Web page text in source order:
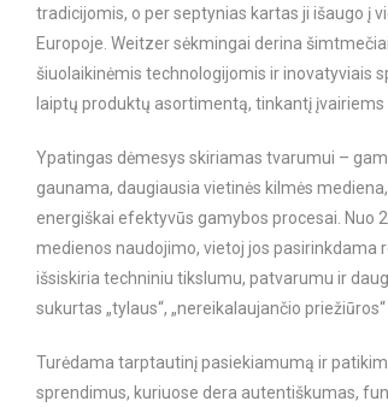
tradicijomis, o per septynias kartas ji išaugo į
Europoje. Weitzer sėkmingai derina
šiuolaikinėmis technologijomis ir inovatyviais
laiptų produktų asortimentą, tinkantį
Ypatingas dėmesys skiriamas tvarumui –
gaunama, daugiausia vietinės kilmės
energiškai efektyvūs gamybos procesai. Nuo
medienos naudojimo, vietoj jos pasirinkdama
išsiskiria techniniu tikslumu, patvarumu ir
sukurtas „tylaus“, „nereikalaujančio priežiūros“
Turėdama tarptautinį pasiekiamumą ir
sprendimus, kuriuose dera autentiškumas,